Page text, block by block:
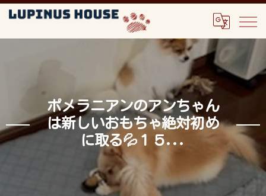
ポメラニアンのアンちゃん
は新しいおもちゃ絶対初め
に取る💦１５...